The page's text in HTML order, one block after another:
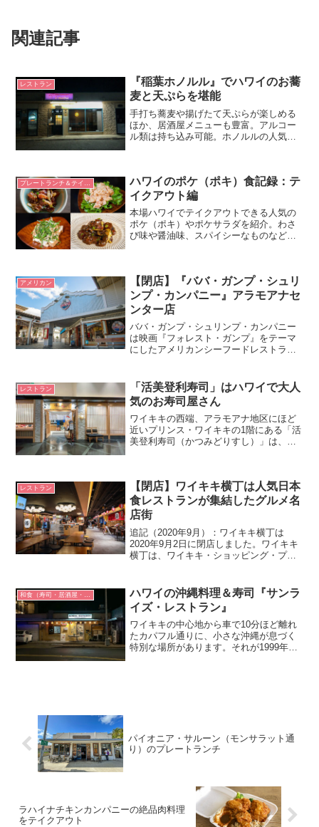
関連記事
レストラン
『稲葉ホノルル』でハワイのお蕎
麦と天ぷらを堪能
手打ち蕎麦や揚げたて天ぷらが楽しめる
ほか、居酒屋メニューも豊富。アルコー
ル類は持ち込み可能。ホノルルの人気レ
プレートランチ＆テイクアウト
ハワイのポケ（ポキ）食記録：テ
イクアウト編
本場ハワイでテイクアウトできる人気の
ポケ（ポキ）やポケサラダを紹介。わさ
び味や醤油味、スパイシーなものなどレ
アメリカン
【閉店】『ババ・ガンプ・シュリ
ンプ・カンパニー』アラモアナセ
ンター店
ババ・ガンプ・シュリンプ・カンパニー
は映画『フォレスト・ガンプ』をテーマ
にしたアメリカンシーフードレストラ
内でエビ料理や豊富なシーフードメニュ
ーが堪能できる。アラモアナ店のテラス
席は眺めも良く、ランチにおすすめのレ
ストランだったが、残念ながら2020年2月
に閉店した。
レストラン
「活美登利寿司」はハワイで大人
気のお寿司屋さん
ワイキキの西端、アラモアナ地区にほど
近いプリンス・ワイキキの1階にある「活
美登利寿司（かつみどりすし）」は、
い、オーセンティック...
レストラン
【閉店】ワイキキ横丁は人気日本
食レストランが集結したグルメ名
店街
追記（2020年9月）：ワイキキ横丁は
2020年9月2日に閉店しました。ワイキキ
横丁は、ワイキキ・ショッピング・プラ
インストリートであるカラカウア通りに
面した最高のロ...
ハワイの沖縄料理＆寿司『サンラ
イズ・レストラン』
ワイキキの中心地から車で10分ほど離れ
たカパフル通りに、小さな沖縄が息づく
特別な場所があります。それが1999年に
パイオニア・サルーン（モンサラット通
り）のプレートランチ
ラハイナチキンカンパニーの絶品肉料理
をテイクアウト